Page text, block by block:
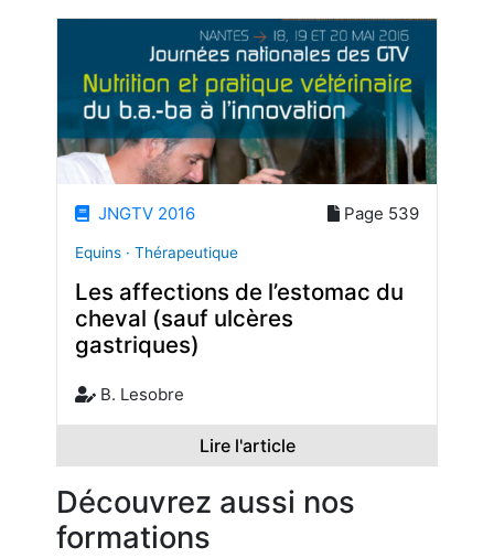
JNGTV 2016 Page 539
Equins · Thérapeutique
Les affections de l’estomac du
cheval (sauf ulcères
gastriques)
B. Lesobre
Lire l'article
Découvrez aussi nos
formations